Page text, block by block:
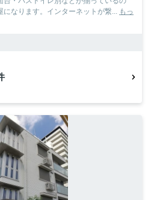
なります。インターネットが繋...
もっ